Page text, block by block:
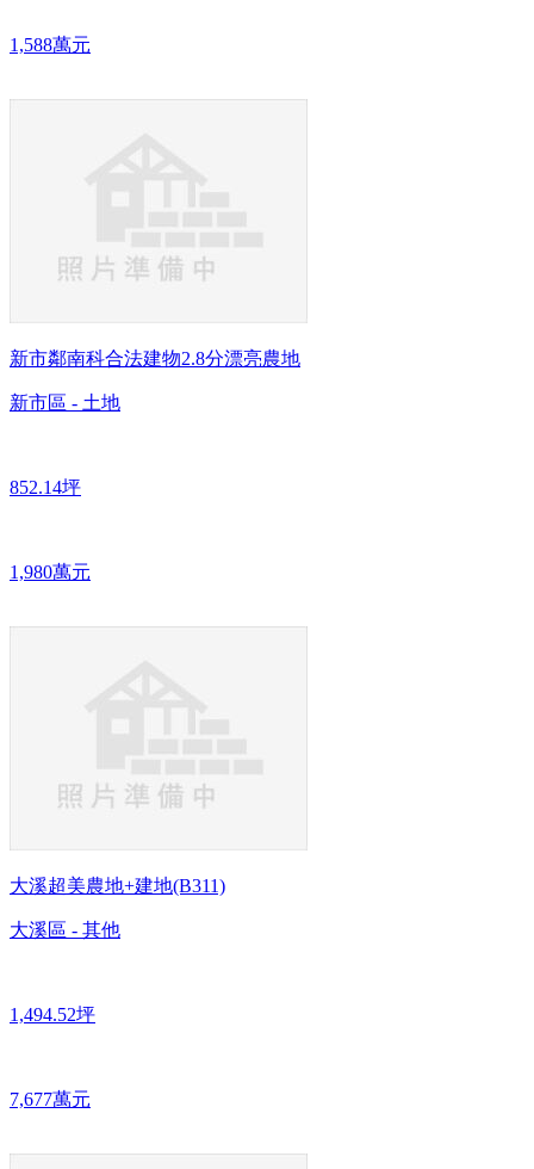
1,588萬元
新市鄰南科合法建物2.8分漂亮農地
新市區 - 土地
852.14坪
1,980萬元
大溪超美農地+建地(B311)
大溪區 - 其他
1,494.52坪
7,677萬元